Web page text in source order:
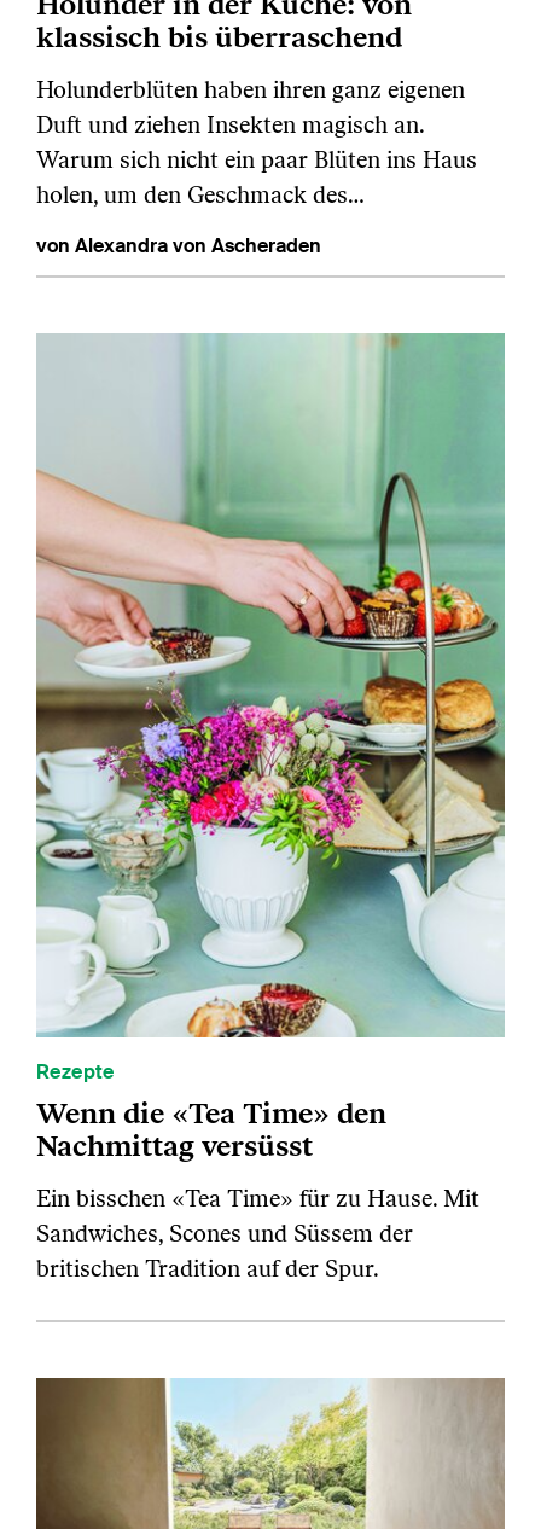
klassisch bis überraschend
Holunderblüten haben ihren ganz eigenen
Duft und ziehen Insekten magisch an.
Warum sich nicht ein paar Blüten ins Haus
holen, um den Geschmack des…
von Alexandra von Ascheraden
Rezepte
Wenn die «Tea Time» den
Nachmittag versüsst
Ein bisschen «Tea Time» für zu Hause. Mit
Sandwiches, Scones und Süssem der
britischen Tradition auf der Spur.